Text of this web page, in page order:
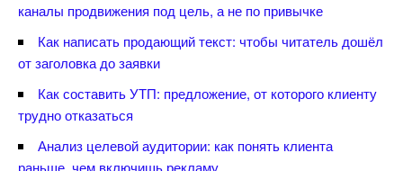
каналы продвижения под цель, а не по привычке
Как написать продающий текст: чтобы читатель дошёл
от заголовка до заявки
Как составить УТП: предложение, от которого клиенту
трудно отказаться
Анализ целевой аудитории: как понять клиента
раньше, чем включишь рекламу